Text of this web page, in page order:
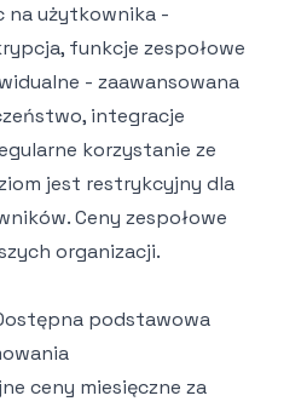
na użytkownika -
funkcje zespołowe
- zaawansowana
integracje
korzystanie ze
jest restrykcyjny dla
Ceny zespołowe
organizacji.
podstawowa
ceny miesięczne za